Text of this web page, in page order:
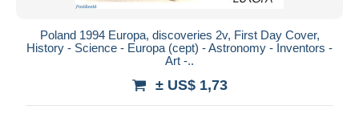
Poland 1994 Europa, discoveries 2v, First Day Cover,
History - Science - Europa (cept) - Astronomy - Inventors -
Art -..
± US$ 1,73